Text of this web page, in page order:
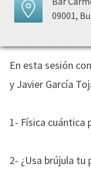
09001,
En esta sesión
y Javier García
1- Física cuántica
2- ¿Usa brújula tu